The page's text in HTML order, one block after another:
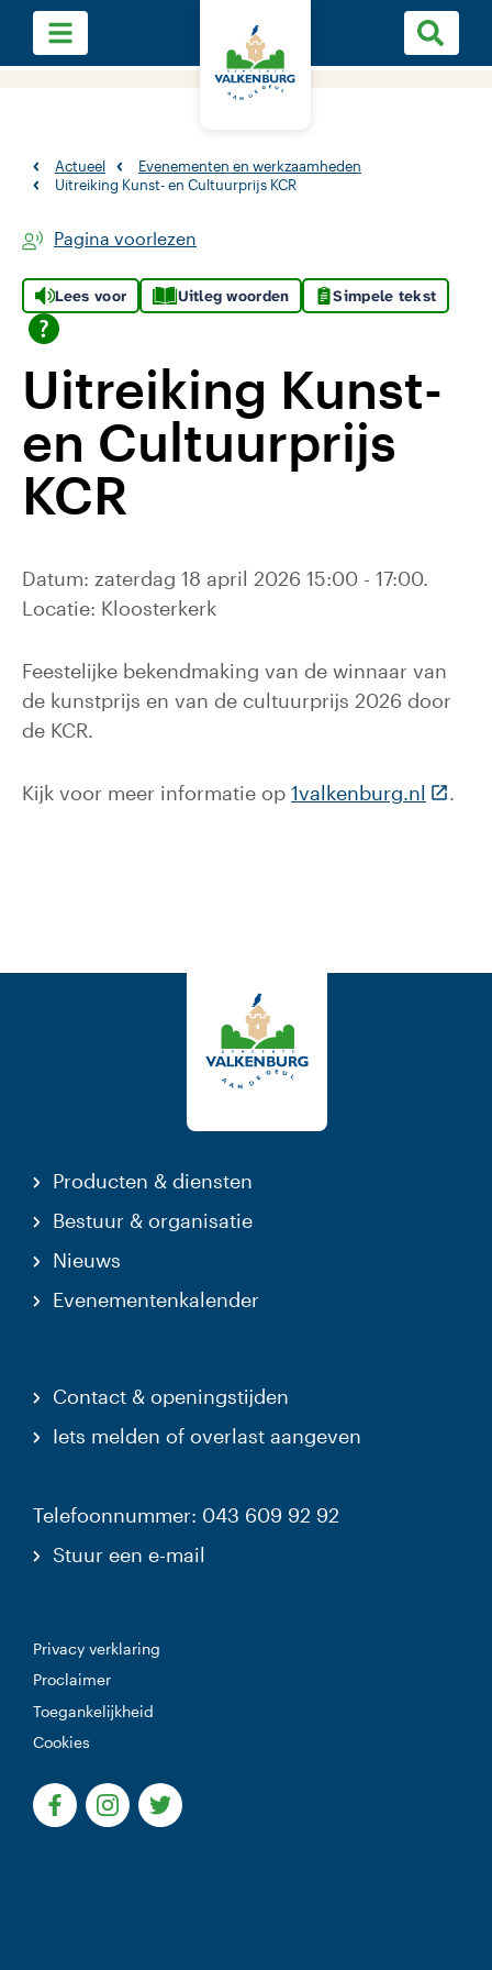
Actueel
Evenementen en werkzaamheden
Uitreiking Kunst- en Cultuurprijs KCR
Pagina voorlezen
Lees voor Uitleg woorden Simpele tekst
Uitreiking Kunst-
en Cultuurprijs
KCR
Datum: zaterdag 18 april 2026 15:00 - 17:00.
Locatie: Kloosterkerk
Feestelijke bekendmaking van de winnaar van
de kunstprijs en van de cultuurprijs 2026 door
de KCR.
Kijk voor meer informatie op 1valkenburg.nl (Deze
.
Producten & diensten
Bestuur & organisatie
Nieuws
Evenementenkalender
Contact & openingstijden
Iets melden of overlast aangeven
Telefoonnummer: 043 609 92 92
Stuur een e-mail
Privacy verklaring
Proclaimer
Toegankelijkheid
Cookies
(Deze link gaat naar een externe website)
(Deze link gaat naar een externe website)
(Deze link gaat naar een externe